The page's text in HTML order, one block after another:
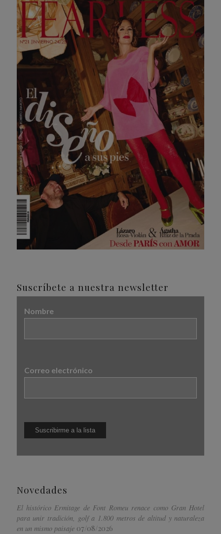
Suscríbete a nuestra newsletter
Nombre
Correo electrónico
Novedades
El histórico Ermitage de Font Romeu renace como Gran Hotel
para unir tradición, golf a 1.800 metros de altitud y naturaleza
en un mismo paisaje 07/08/2026